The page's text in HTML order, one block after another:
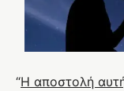
“Η αποστολή